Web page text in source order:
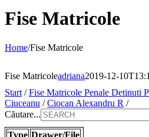
Fise Matricole
Home/Fise Matricole
Fise Matricoleadriana2019-12-
Start /Fise Matricole Penale Detinuti
Ciuceanu /Ciocan Alexandru R /
Căutare...
Type Drawer/File